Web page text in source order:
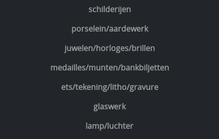
schilderijen
porselein/aardewerk
juwelen/horloges/brillen
medailles/munten/bankbiljetten
ets/tekening/litho/gravure
glaswerk
lamp/luchter